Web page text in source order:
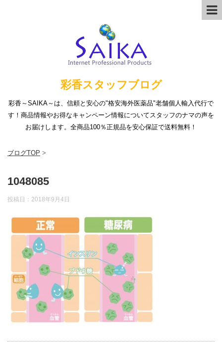
彩香スタッフブログ
彩香～SAIKA～は、信頼と安心の"格安海外医薬品"老舗個人輸入代行で
す！商品情報やお得なキャンペーン情報についてスタッフのナマの声を
お届けします。全商品100％正規品を安心保証で送料無料！
ブログTOP >
1048085
投稿日： 2018年9月4日